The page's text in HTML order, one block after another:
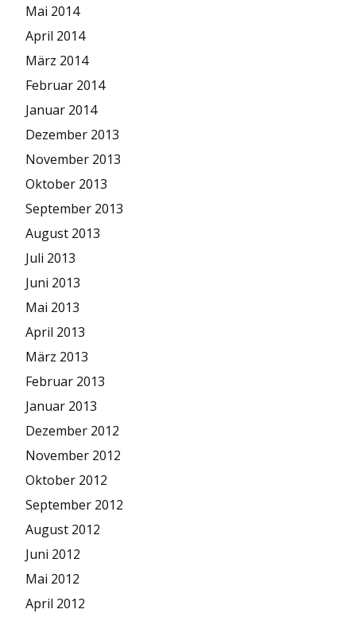
Mai 2014
April 2014
März 2014
Februar 2014
Januar 2014
Dezember 2013
November 2013
Oktober 2013
September 2013
August 2013
Juli 2013
Juni 2013
Mai 2013
April 2013
März 2013
Februar 2013
Januar 2013
Dezember 2012
November 2012
Oktober 2012
September 2012
August 2012
Juni 2012
Mai 2012
April 2012